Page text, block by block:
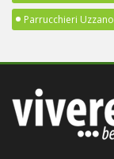
Parrucchieri Uzzano